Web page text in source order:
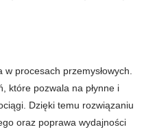
procesach przemysłowych.
które pozwala na płynne i
Dzięki temu rozwiązaniu
oraz poprawa wydajności